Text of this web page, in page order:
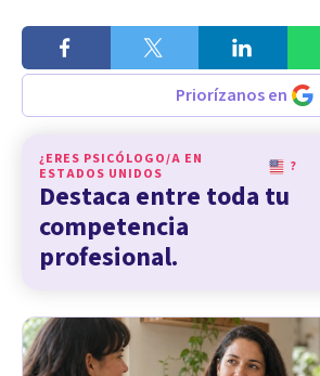
Priorízanos en
¿ERES PSICÓLOGO/A EN
ESTADOS UNIDOS
?
Destaca entre toda tu
competencia
profesional.